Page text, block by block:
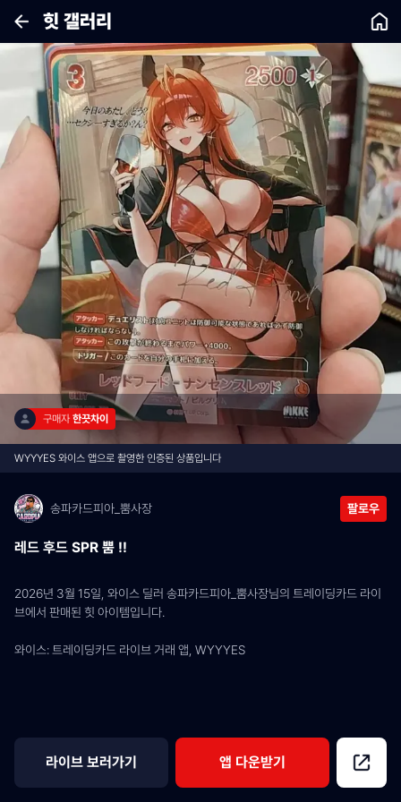
힛 갤러리
구매자 한끗차이
WYYYES 와이스 앱으로 촬영한 인증된 상품입니다
송파카드피아_뿜사장 팔로우
레드 후드 SPR 뿜 !!
2026년 3월 15일, 와이스 딜러 송파카드피아_뿜사장님의 트레이딩카드 라이
브에서 판매된 힛 아이템입니다.
와이스: 트레이딩카드 라이브 거래 앱, WYYYES
라이브 보러가기 앱 다운받기